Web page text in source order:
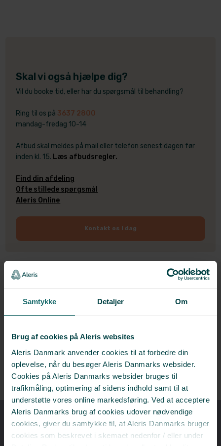
Samtykke Detaljer Om
Brug af cookies på Aleris websites
Aleris Danmark anvender cookies til at forbedre din
oplevelse, når du besøger Aleris Danmarks websider.
Cookies på Aleris Danmarks websider bruges til
trafikmåling, optimering af sidens indhold samt til at
understøtte vores online markedsføring. Ved at acceptere
Aleris Danmarks brug af cookies udover nødvendige
cookies, giver du samtykke til, at Aleris Danmarks bruger
cookies som beskrevet i skemaet nedenfor / eller under
Skal vi også hjælpe dig?
Vil du booke tid, eller har du spørgsmål til behandling?
Ring til os på 3637 2800
mandag-fredag 10-14
Afbud skal meldes på mail eller telefon senest dagen før
inden kl. 15. Læs afbudsregler.
​Find din afdeling
Ofte stillede spørgsmål
Aleris Online
Kontakt os i dag​
Psykiater og psykolog samarbejder om at hjælpe
dig.
Vi hjælper både voksne, unge og børn godt
igennem det, der føles svært.
Nemt, uanset hvor du bor
Mød os online eller på klinikker rundt om i landet.
​Sådan har andre fået hjælp